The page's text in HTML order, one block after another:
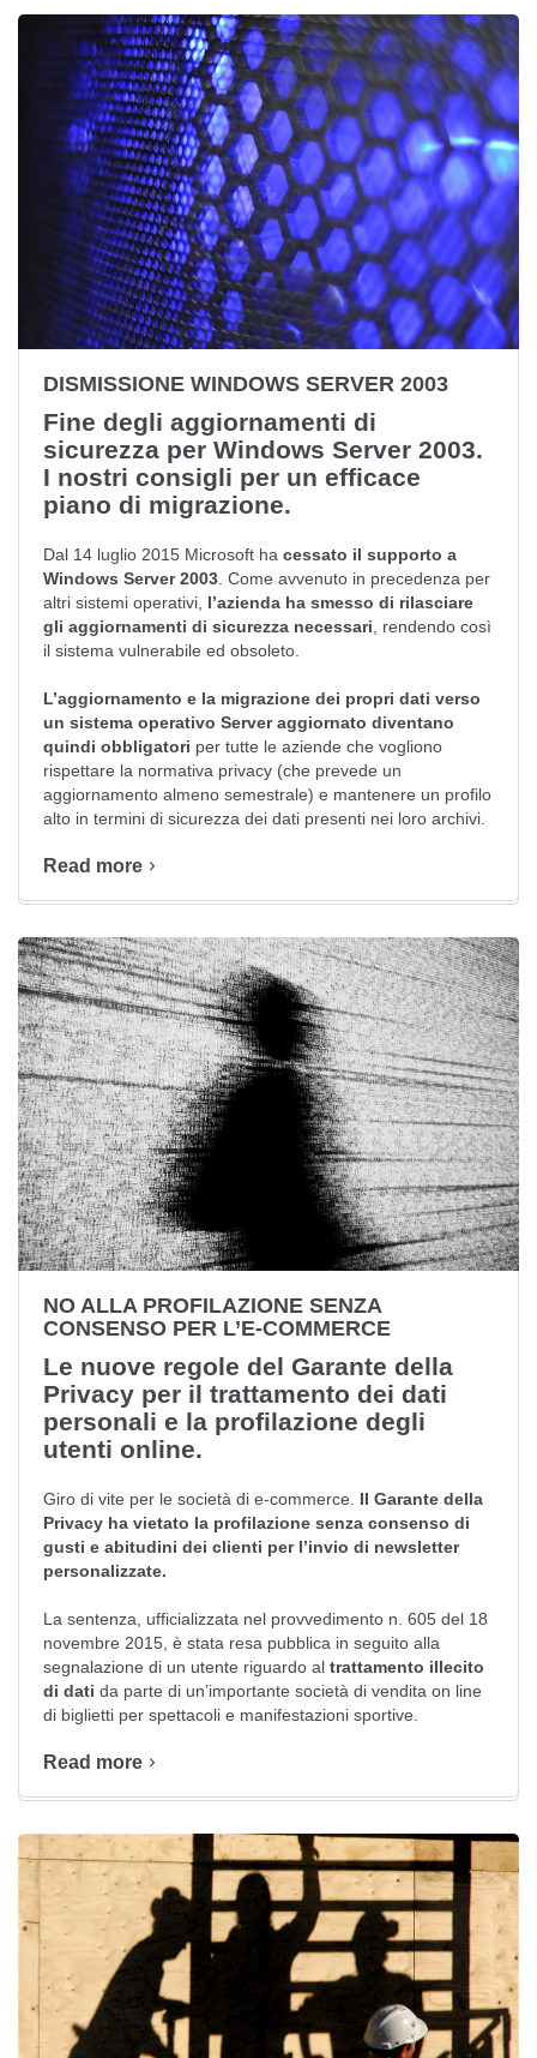
DISMISSIONE WINDOWS SERVER 2003
Fine degli aggiornamenti di
sicurezza per Windows Server 2003.
I nostri consigli per un efficace
piano di migrazione.
Dal 14 luglio 2015 Microsoft ha cessato il supporto a
Windows Server 2003. Come avvenuto in precedenza per
altri sistemi operativi, l’azienda ha smesso di rilasciare
gli aggiornamenti di sicurezza necessari, rendendo così
il sistema vulnerabile ed obsoleto.
L’aggiornamento e la migrazione dei propri dati verso
un sistema operativo Server aggiornato diventano
quindi obbligatori per tutte le aziende che vogliono
rispettare la normativa privacy (che prevede un
aggiornamento almeno semestrale) e mantenere un profilo
alto in termini di sicurezza dei dati presenti nei loro archivi.
Read more
NO ALLA PROFILAZIONE SENZA
CONSENSO PER L’E-COMMERCE
Le nuove regole del Garante della
Privacy per il trattamento dei dati
personali e la profilazione degli
utenti online.
Giro di vite per le società di e-commerce.
Il Garante della
Privacy ha vietato la profilazione senza consenso di
gusti e abitudini dei clienti per l’invio di newsletter
personalizzate.
La sentenza, ufficializzata nel provvedimento n. 605 del 18
novembre 2015 , è stata resa pubblica in seguito alla
segnalazione di un utente riguardo al trattamento illecito
di dati da parte di un’importante società di vendita on line
di biglietti per spettacoli e manifestazioni sportive.
Read more